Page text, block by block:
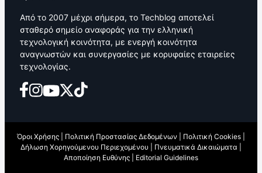
Από το 2007 μέχρι σήμερα, το Techblog αποτελεί
σταθερό σημείο αναφοράς για την ελληνική
τεχνολογική κοινότητα, με ενεργή κοινότητα
αναγνωστών και συνεργασίες με κορυφαίες εταιρείες
τεχνολογίας.
Όροι Χρήσης Πολιτική Προστασίας Δεδομένων Πολιτική Cookies
Δήλωση Χορηγούμενου Περιεχομένου
Πνευματικά Δικαιώματα
Αποποίηση Ευθύνης
Editorial Guidelines